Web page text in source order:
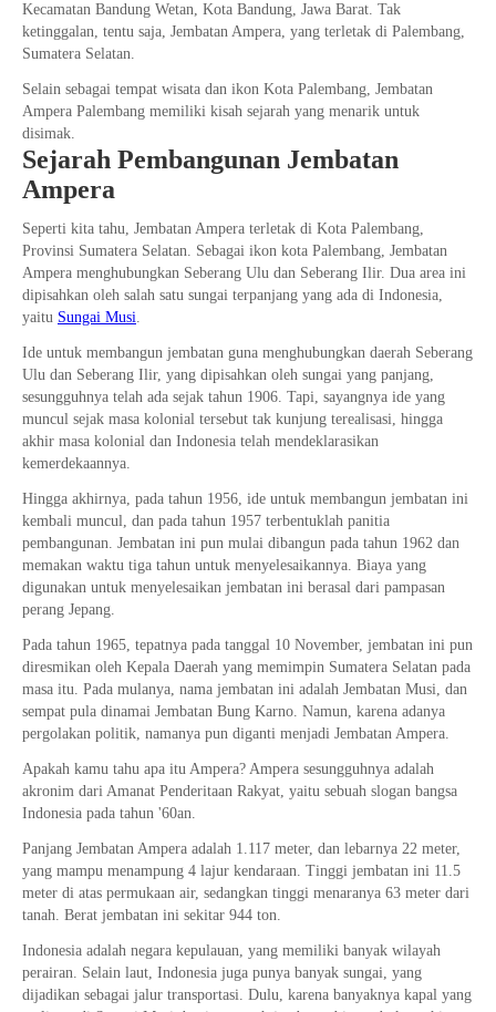
Kecamatan Bandung Wetan, Kota Bandung, Jawa Barat. Tak
ketinggalan, tentu saja, Jembatan Ampera, yang terletak di Palembang,
Sumatera Selatan.
Selain sebagai tempat wisata dan ikon Kota Palembang, Jembatan
Ampera Palembang memiliki kisah sejarah yang menarik untuk
disimak.
Sejarah Pembangunan Jembatan
Ampera
Seperti kita tahu, Jembatan Ampera terletak di Kota Palembang,
Provinsi Sumatera Selatan. Sebagai ikon kota Palembang, Jembatan
Ampera menghubungkan Seberang Ulu dan Seberang Ilir. Dua area ini
dipisahkan oleh salah satu sungai terpanjang yang ada di Indonesia,
yaitu Sungai Musi.
Ide untuk membangun jembatan guna menghubungkan daerah Seberang
Ulu dan Seberang Ilir, yang dipisahkan oleh sungai yang panjang,
sesungguhnya telah ada sejak tahun 1906. Tapi, sayangnya ide yang
muncul sejak masa kolonial tersebut tak kunjung terealisasi, hingga
akhir masa kolonial dan Indonesia telah mendeklarasikan
kemerdekaannya.
Hingga akhirnya, pada tahun 1956, ide untuk membangun jembatan ini
kembali muncul, dan pada tahun 1957 terbentuklah panitia
pembangunan. Jembatan ini pun mulai dibangun pada tahun 1962 dan
memakan waktu tiga tahun untuk menyelesaikannya. Biaya yang
digunakan untuk menyelesaikan jembatan ini berasal dari pampasan
perang Jepang.
Pada tahun 1965, tepatnya pada tanggal 10 November, jembatan ini pun
diresmikan oleh Kepala Daerah yang memimpin Sumatera Selatan pada
masa itu. Pada mulanya, nama jembatan ini adalah Jembatan Musi, dan
sempat pula dinamai Jembatan Bung Karno. Namun, karena adanya
pergolakan politik, namanya pun diganti menjadi Jembatan Ampera.
Apakah kamu tahu apa itu Ampera? Ampera sesungguhnya adalah
akronim dari Amanat Penderitaan Rakyat, yaitu sebuah slogan bangsa
Indonesia pada tahun '60an.
Panjang Jembatan Ampera adalah 1.117 meter, dan lebarnya 22 meter,
yang mampu menampung 4 lajur kendaraan. Tinggi jembatan ini 11.5
meter di atas permukaan air, sedangkan tinggi menaranya 63 meter dari
tanah. Berat jembatan ini sekitar 944 ton.
Indonesia adalah negara kepulauan, yang memiliki banyak wilayah
perairan. Selain laut, Indonesia juga punya banyak sungai, yang
dijadikan sebagai jalur transportasi. Dulu, karena banyaknya kapal yang